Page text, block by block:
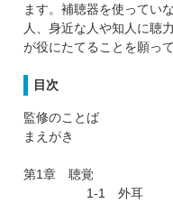
ます。補聴器を使ってい
人、身近な人や知人に聴
が役にたてることを願っ
目次
監修のことば
まえがき
第1章 聴覚
1-1 外耳